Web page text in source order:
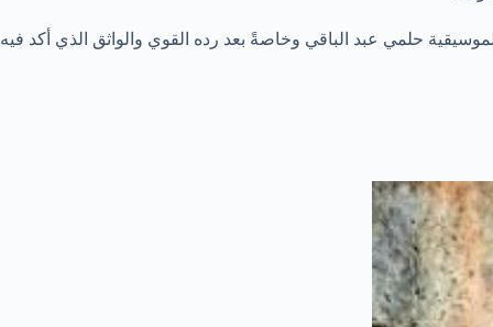
حلمي عبد الباقي وخاصةً بعد رده القوي والواثق الذي أكد فيه